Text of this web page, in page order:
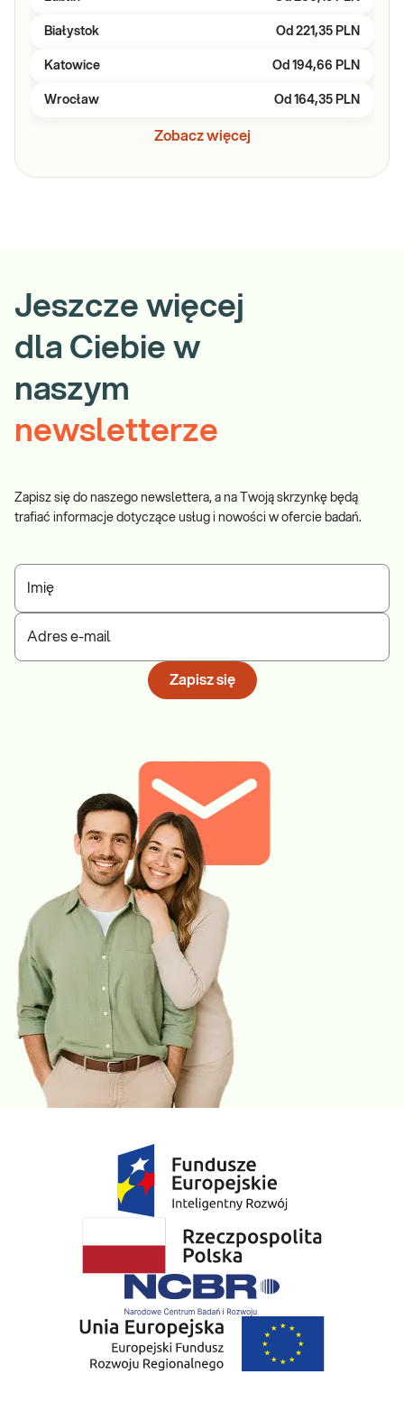
Białystok Od 221,35 PLN
Katowice Od 194,66 PLN
Wrocław Od 164,35 PLN
Zobacz więcej
Jeszcze więcej
dla Ciebie w
naszym
newsletterze
Zapisz się do naszego newslettera, a na Twoją skrzynkę będą
trafiać informacje dotyczące usług i nowości w ofercie badań.
Imię
Adres e-mail
Zapisz się